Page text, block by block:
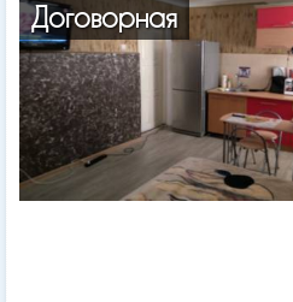
Договорная